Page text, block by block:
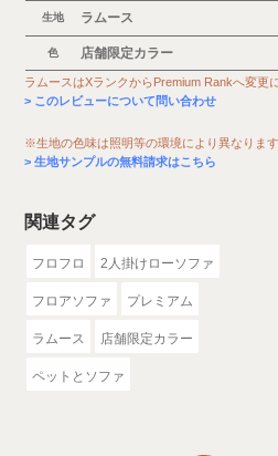
生地 ラムース
色 店舗限定カラー
ラムースはXランクからPremium Rankへ変更
このレビューについて問い合わせ
※生地の色味は照明等の環境により異なります
生地サンプルの無料請求はこちら
関連タグ
フロフロ 2人掛けローソファ
フロアソファ プレミアム
ラムース 店舗限定カラー
ペットとソファ